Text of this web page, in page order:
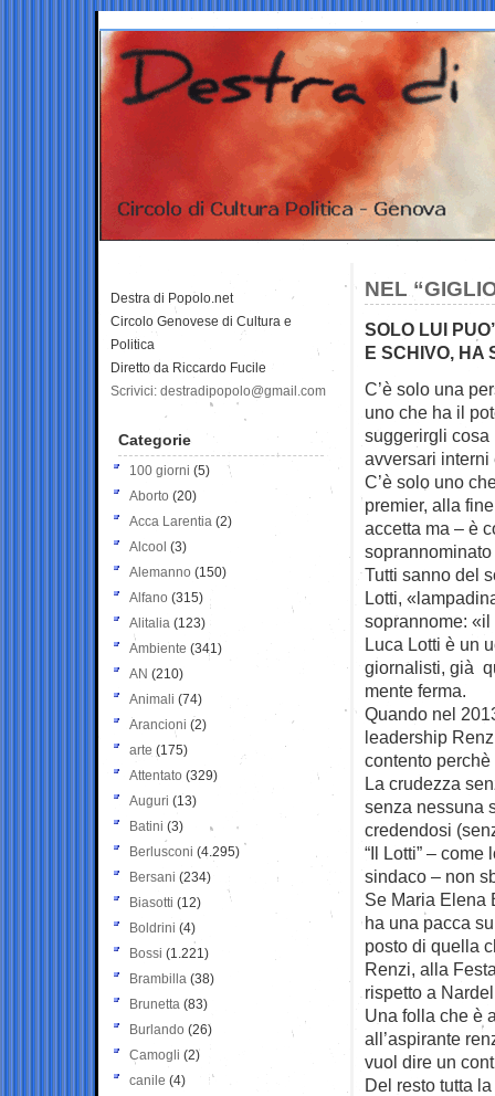
NEL
SOLO LUI
E SCHIVO, HA
C’è solo una
uno che ha il
suggerirgli cosa
avversari interni
C’è solo uno
premier, alla
accetta ma – è
Tutti sanno del
Lotti,
soprannome:
Luca Lotti è un
giornalisti, già
mente ferma.
Quando nel
leadership
contento
La crudezza
senza nessuna
credendosi
“Il Lotti” –
sindaco – non
Se Maria Elena
ha una pacca
posto di quella
Renzi, alla
rispetto a
Una folla che è
all’aspirante
vuol dire un
Del resto tutta
Destra di Popolo.net
Circolo Genovese di Cultura e
Politica
Diretto da Riccardo Fucile
Scrivici: destradipopolo@gmail.com
Categorie
100 giorni (5)
Aborto (20)
Acca Larentia (2)
Alcool (3)
Alemanno (150)
Alfano (315)
Alitalia (123)
Ambiente (341)
AN (210)
Animali (74)
Arancioni (2)
arte (175)
Attentato (329)
Auguri (13)
Batini (3)
Berlusconi (4.295)
Bersani (234)
Biasotti (12)
Boldrini (4)
Bossi (1.221)
Brambilla (38)
Brunetta (83)
Burlando (26)
Camogli (2)
canile (4)